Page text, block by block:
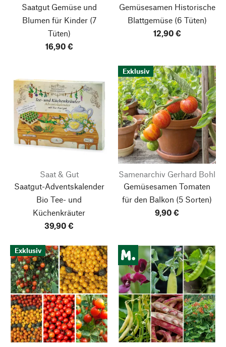
Saatgut Gemüse und
Blumen für Kinder(7
Tüten)
16,90 €
Gemüsesamen Historische
Blattgemüse(6 Tüten)
12,90 €
Saat & Gut
Saatgut-Adventskalender
Bio Tee- und
Küchenkräuter
39,90 €
Exklusiv
Samenarchiv Gerhard Bohl
Gemüsesamen Tomaten
für den Balkon (5 Sorten)
9,90 €
Exklusiv